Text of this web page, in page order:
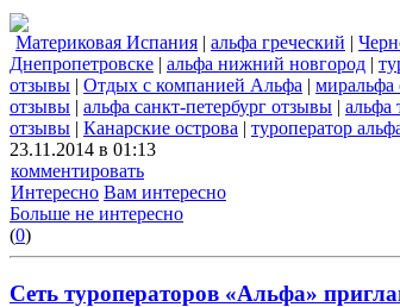
Материковая Испания | альфа греческий |
Днепропетровске | альфа нижний новгород |
отзывы | Отдых с компанией Альфа | миральфа
отзывы | альфа санкт-петербург отзывы | альфа
отзывы | Канарские острова | туроператор
23.11.2014 в 01:13
комментировать
Интересно Вам интересно
Больше не интересно
(0)
Сеть туроператоров «Альфа»